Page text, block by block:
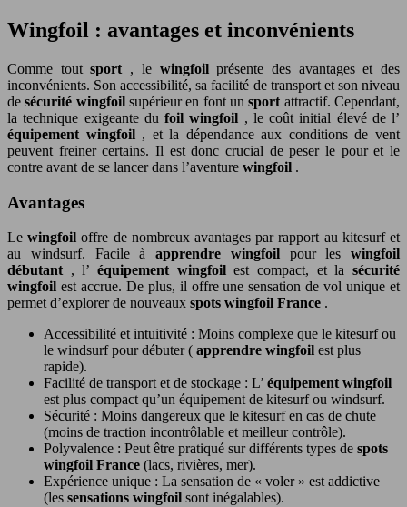
Wingfoil : avantages et inconvénients
Comme toutsport , le wingfoilprésente des avantages et des
inconvénients. Son accessibilité, sa facilité de transport et son niveau
desécurité wingfoilsupérieur en font unsport attractif. Cependant,
la technique exigeante du foil wingfoil , le coût initial élevé de l’
équipement wingfoil , et la dépendance aux conditions de vent
peuvent freiner certains. Il est donc crucial de peser le pour et le
contre avant de se lancer dans l’aventure wingfoil .
Avantages
Lewingfoiloffre de nombreux avantages par rapport au kitesurf et
au windsurf. Facile à apprendre wingfoil pour les wingfoil
débutant , l’équipement wingfoilest compact, et lasécurité
wingfoil est accrue. De plus, il offre une sensation de vol unique et
permet d’explorer de nouveaux spots wingfoil France .
Accessibilité et intuitivité : Moins complexe que le kitesurf ou
le windsurf pour débuter ( apprendre wingfoil est plus
rapide).
Facilité de transport et de stockage : L’ équipement wingfoil
est plus compact qu’un équipement de kitesurf ou windsurf.
Sécurité : Moins dangereux que le kitesurf en cas de chute
(moins de traction incontrôlable et meilleur contrôle).
Polyvalence : Peut être pratiqué sur différents types de spots
wingfoil France (lacs, rivières, mer).
Expérience unique : La sensation de « voler » est addictive
(les sensations wingfoil sont inégalables).